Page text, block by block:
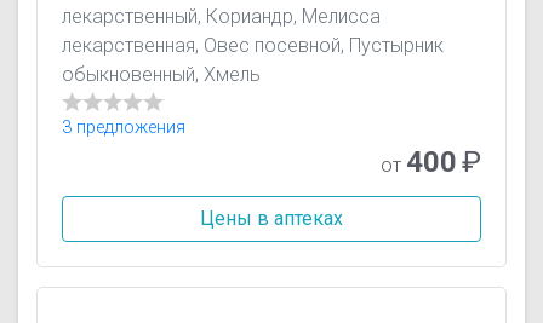
лекарственный, Кориандр, Мелисса
лекарственная, Овес посевной, Пустырник
обыкновенный, Хмель
3 предложения
от 400₽
Цены в аптеках